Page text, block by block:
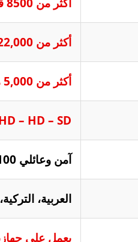
أكثر من 22,000 فيلم (تحديث يومي) ✅
أكثر من 5,000 مسلسل ✅
– HD – SD ✅
آمن وعائلي 100% (خالي من القنوات الإباحية) ✅
العربية،
يعمل على